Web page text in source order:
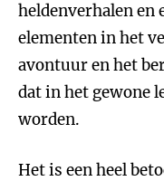
heldenverhalen en
elementen in het
avontuur en het
dat in het gewone
worden.
Het is een heel